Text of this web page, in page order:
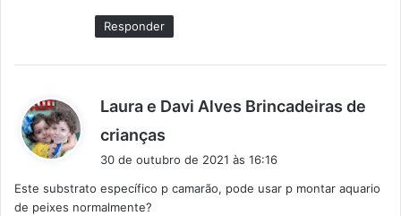
Responder
Laura e Davi Alves Brincadeiras de
crianças
s
30 de outubro de 2021 às 16:16
Este substrato específico p camarão, pode usar p montar aquario
de peixes normalmente?